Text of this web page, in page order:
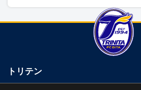
トリテン